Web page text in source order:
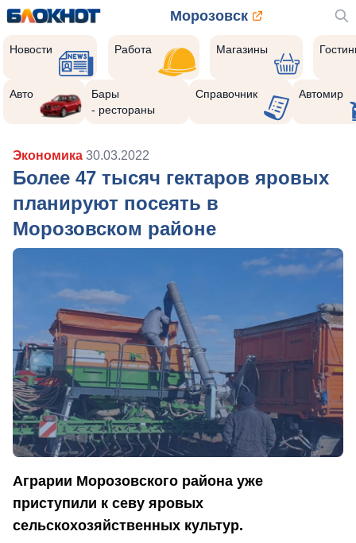
Морозовск
Новости Работа Магазины
Авто
Бары
- рестораны
Справочник Автомир
Экономика 30.03.2022
Более 47 тысяч гектаров яровых
планируют посеять в
Морозовском районе
Аграрии Морозовского района уже
приступили к севу яровых
сельскохозяйственных культур.